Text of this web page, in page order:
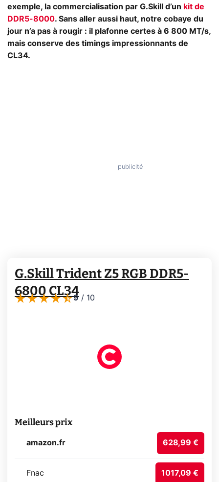
exemple, la commercialisation par G.Skill d’un kit de
DDR5-8000. Sans aller aussi haut, notre cobaye du
jour n’a pas à rougir : il plafonne certes à 6 800 MT/s,
mais conserve des timings impressionnants de
CL34.
G.Skill Trident Z5 RGB DDR5-
6800 CL34
9/ 10
Meilleurs prix
amazon.fr 628,99 €
Fnac 1017,09 €